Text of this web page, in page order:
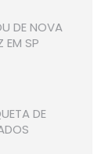
DE NOVA
EM SP
DE